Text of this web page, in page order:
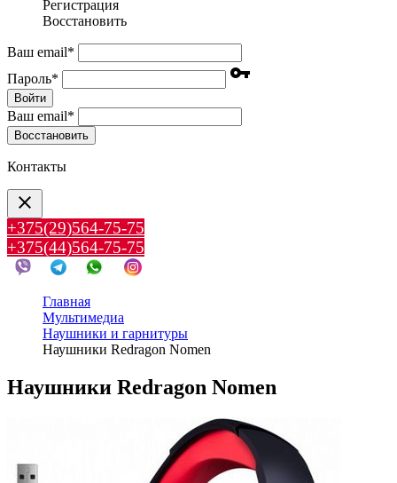
Регистрация
Восстановить
Ваш email*
Пароль* vpn_key
Войти
Ваш email*
Воcстановить
Контакты
clear
+375(29)564-75-75
+375(44)564-75-75
Главная
Мультимедиа
Наушники и гарнитуры
Наушники Redragon Nomen
Наушники Redragon Nomen